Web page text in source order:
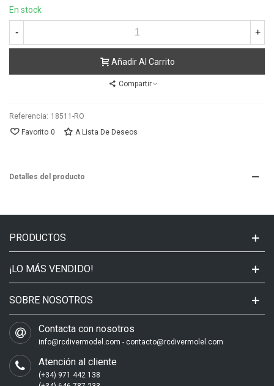
En stock
- +
Añadir Al Carrito
Compartir
Referencia: 18511-RO
Favorito 0 A Lista De Deseos
Detalles del producto
PRODUCTOS
¡LO MÁS VENDIDO!
SOBRE NOSOTROS
Contacta con nosotros
info@rcdivermodel.com - contacto@rcdivermolel.com
Atención al cliente
(+34) 971 442 138